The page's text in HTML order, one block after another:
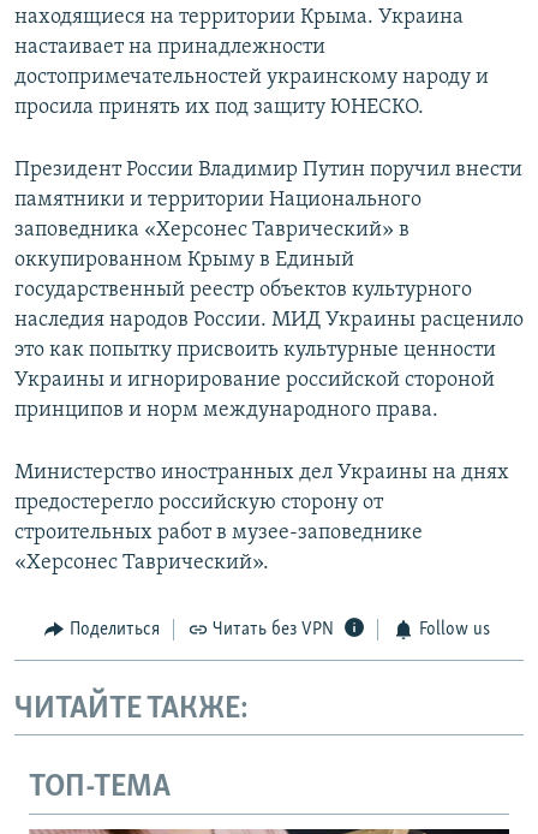
находящиеся на территории Крыма. Украина
настаивает на принадлежности
достопримечательностей украинскому народу и
просила принять их под защиту ЮНЕСКО.
Президент России Владимир Путин поручил внести
памятники и территории Национального
заповедника «Херсонес Таврический» в
оккупированном Крыму в Единый
государственный реестр объектов культурного
наследия народов России. МИД Украины расценило
это как попытку присвоить культурные ценности
Украины и игнорирование российской стороной
принципов и норм международного права.
Министерство иностранных дел Украины на днях
предостерегло российскую сторону от
строительных работ в музее-заповеднике
«Херсонес Таврический».
Поделиться Читать без VPN Follow us
ЧИТАЙТЕ ТАКЖЕ:
ТОП-ТЕМА